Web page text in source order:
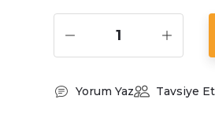
Yorum Yaz Tavsiye Et